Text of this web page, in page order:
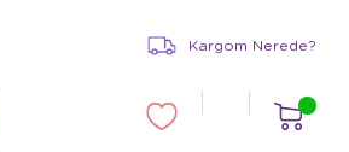
Kargom Nerede?